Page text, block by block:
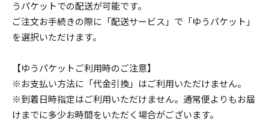
うパケットでの配送が可能です。
ご注文お手続きの際に「配送サービス」で「ゆうパケット」
を選択いただけます。
【ゆうパケットご利用時のご注意】
※お支払い方法に「代金引換」はご利用いただけません。
※到着日時指定はご利用いただけません。通常便よりもお届
けまでに多少お時間をいただく場合がございます。